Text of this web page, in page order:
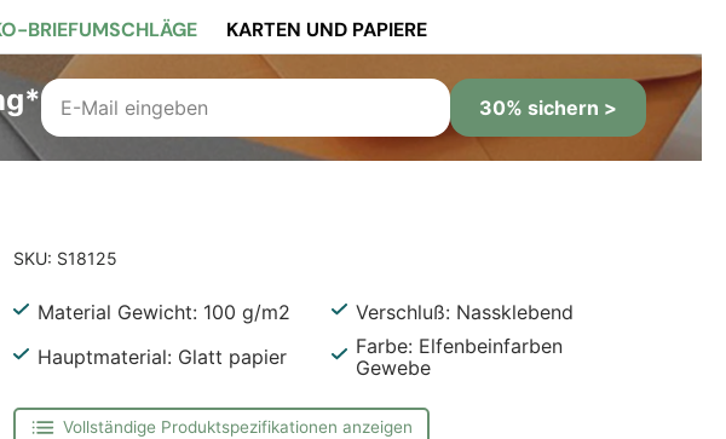
BRIEFUMSCHLÄGE
KARTEN UND PAPIERE
30% sichern >
SKU: S18125
Material Gewicht: 100 g/m2
Verschluß: Nassklebend
Hauptmaterial: Glatt papier
Farbe: Elfenbeinfarben
Gewebe
Vollständige Produktspezifikationen anzeigen